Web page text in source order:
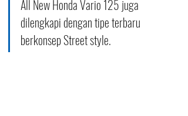
All New Honda Vario 125 juga
dilengkapi dengan tipe terbaru
berkonsep Street style.